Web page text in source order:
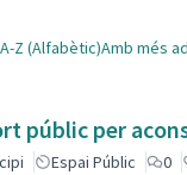
A-Z (Alfabètic)Amb més
públic per
Espai Públic 0